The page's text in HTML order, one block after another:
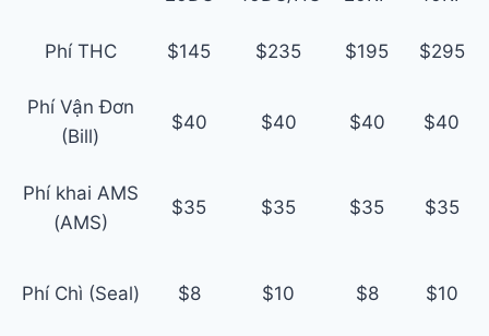
Phí THC $145 $235 $195 $295
Phí Vận Đơn
(Bill)
$40 $40 $40 $40
Phí khai AMS
(AMS)
$35 $35 $35 $35
Phí Chì (Seal) $8 $10 $8 $10